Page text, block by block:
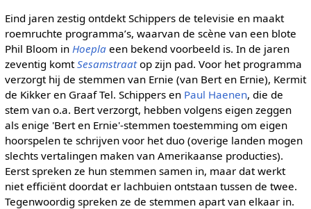
Eind jaren zestig ontdekt Schippers de televisie en maakt
roemruchte programma’s, waarvan de scène van een blote
Phil Bloom in Hoeplaeen bekend voorbeeld is. In de jaren
zeventig komtSesamstraatop zijn pad. Voor het programma
verzorgt hij de stemmen van Ernie (van Bert en Ernie), Kermit
de Kikker en Graaf Tel. Schippers en Paul Haenen, die de
stem van o.a. Bert verzorgt, hebben volgens eigen zeggen
als enige 'Bert en Ernie'-stemmen toestemming om eigen
hoorspelen te schrijven voor het duo (overige landen mogen
slechts vertalingen maken van Amerikaanse producties).
Eerst spreken ze hun stemmen samen in, maar dat werkt
niet efficiënt doordat er lachbuien ontstaan tussen de twee.
Tegenwoordig spreken ze de stemmen apart van elkaar in.